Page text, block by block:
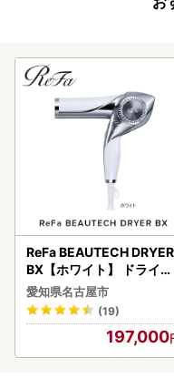
ReFa BEAUTECH DRYER
BX【ホワイト】 ドライヤ
ー 美容 家電 ドライヤー リ
ファ
愛知県名古屋市
(19)
197,000